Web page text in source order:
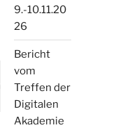
9.-10.11.20
26
Bericht
vom
Treffen der
Digitalen
Akademie